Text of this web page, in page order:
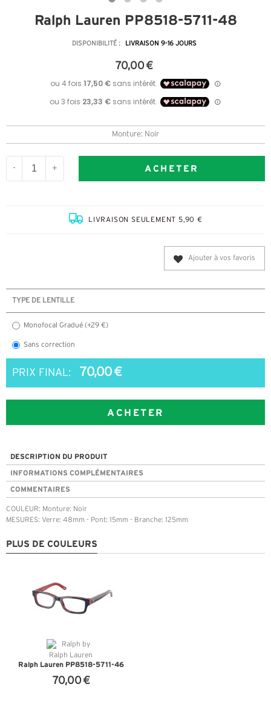
Ralph Lauren PP8518-5711-48
DISPONIBILITÉ : LIVRAISON 9-16 JOURS
70,00 €
Monture: Noir
- + ACHETER
LIVRAISON SEULEMENT 5,90 €
Ajouter à vos favoris
TYPE DE LENTILLE
Monofocal Gradué (+29 €)
Sans correction
PRIX FINAL: 70,00 €
ACHETER
DESCRIPTION DU PRODUIT
INFORMATIONS COMPLÉMENTAIRES
COMMENTAIRES
COULEUR: Monture: Noir
MESURES: Verre: 48mm - Pont: 15mm - Branche: 125mm
PLUS DE COULEURS
Ralph Lauren PP8518-5711-46
70,00 €